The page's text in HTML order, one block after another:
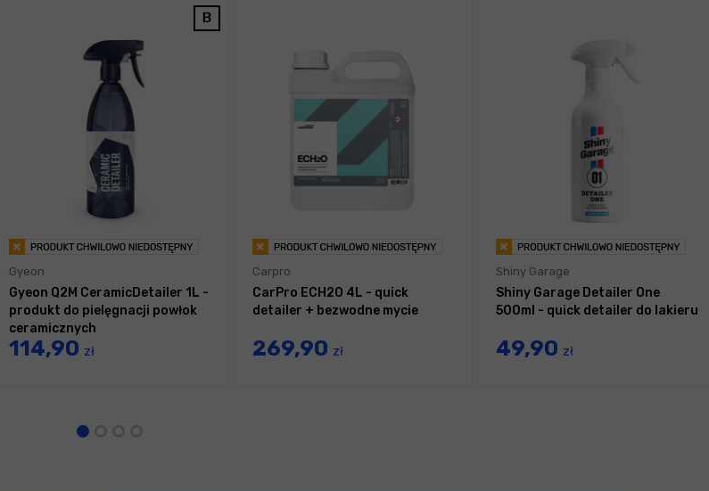
Gyeon
Gyeon Q2M CeramicDetailer 1L -
produkt do pielęgnacji powłok
ceramicznych
114,90 zł
Carpro
CarPro ECH2O 4L - quick
detailer + bezwodne mycie
269,90 zł
Shiny Garage
Shiny Garage Detailer One
500ml - quick detailer do lakieru
49,90 zł